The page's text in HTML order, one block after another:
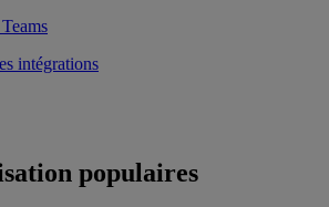
intégrations
populaires